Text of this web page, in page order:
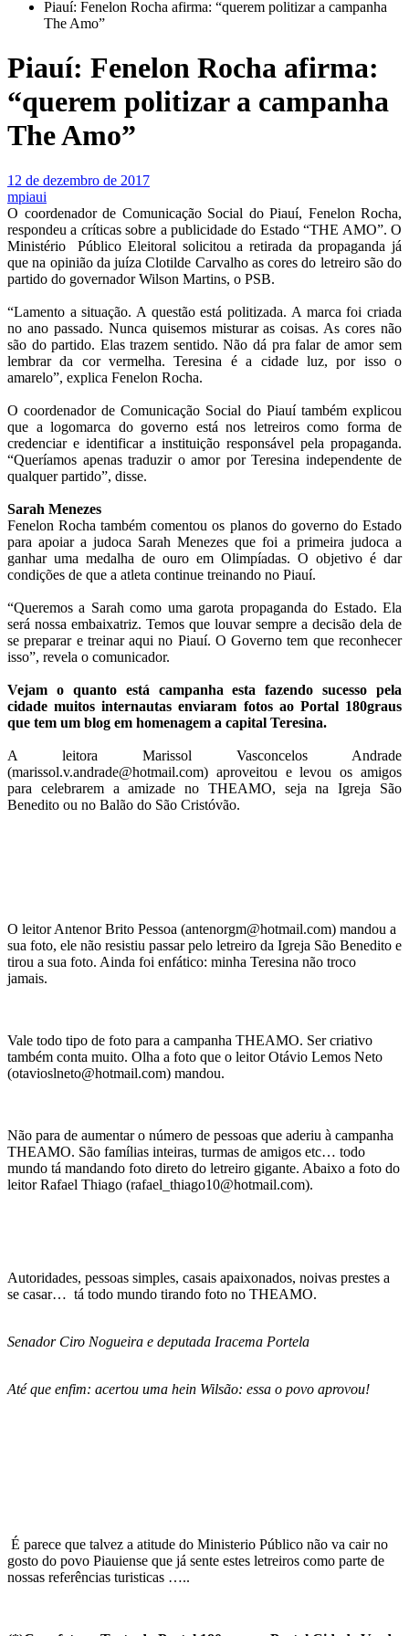
Piauí: Fenelon Rocha afirma: “querem politizar a campanha
The Amo”
Piauí: Fenelon Rocha afirma:
“querem politizar a campanha
The Amo”
12 de dezembro de 2017
mpiaui
O coordenador de Comunicação Social do Piauí, Fenelon Rocha,
respondeu a críticas sobre a publicidade do Estado “THE AMO”. O
Ministério Público Eleitoral solicitou a retirada da propaganda já
que na opinião da juíza Clotilde Carvalho as cores do letreiro são do
partido do governador Wilson Martins, o PSB.
“Lamento a situação. A questão está politizada. A marca foi criada
no ano passado. Nunca quisemos misturar as coisas. As cores não
são do partido. Elas trazem sentido. Não dá pra falar de amor sem
lembrar da cor vermelha. Teresina é a cidade luz, por isso o
amarelo”, explica Fenelon Rocha.
O coordenador de Comunicação Social do Piauí também explicou
que a logomarca do governo está nos letreiros como forma de
credenciar e identificar a instituição responsável pela propaganda.
“Queríamos apenas traduzir o amor por Teresina independente de
qualquer partido”, disse.
Sarah Menezes
Fenelon Rocha também comentou os planos do governo do Estado
para apoiar a judoca Sarah Menezes que foi a primeira judoca a
ganhar uma medalha de ouro em Olimpíadas. O objetivo é dar
condições de que a atleta continue treinando no Piauí.
“Queremos a Sarah como uma garota propaganda do Estado. Ela
será nossa embaixatriz. Temos que louvar sempre a decisão dela de
se preparar e treinar aqui no Piauí. O Governo tem que reconhecer
isso”, revela o comunicador.
Vejam o quanto está campanha esta fazendo sucesso pela
cidade muitos internautas enviaram fotos ao Portal 180graus
que tem um blog em homenagem a capital Teresina.
A leitora Marissol Vasconcelos Andrade
(marissol.v.andrade@hotmail.com) aproveitou e levou os amigos
para celebrarem a amizade no THEAMO, seja na Igreja São
Benedito ou no Balão do São Cristóvão.
O leitor Antenor Brito Pessoa (antenorgm@hotmail.com) mandou a
sua foto, ele não resistiu passar pelo letreiro da Igreja São Benedito e
tirou a sua foto. Ainda foi enfático: minha Teresina não troco
jamais.
Vale todo tipo de foto para a campanha THEAMO. Ser criativo
também conta muito. Olha a foto que o leitor Otávio Lemos Neto
(otavioslneto@hotmail.com) mandou.
Não para de aumentar o número de pessoas que aderiu à campanha
THEAMO. São famílias inteiras, turmas de amigos etc… todo
mundo tá mandando foto direto do letreiro gigante. Abaixo a foto do
leitor Rafael Thiago (rafael_thiago10@hotmail.com).
Autoridades, pessoas simples, casais apaixonados, noivas prestes a
se casar… tá todo mundo tirando foto no THEAMO.
Senador Ciro Nogueira e deputada Iracema Portela
Até que enfim: acertou uma hein Wilsão: essa o povo aprovou!
É parece que talvez a atitude do Ministerio Público não va cair no
gosto do povo Piauiense que já sente estes letreiros como parte de
nossas referências turisticas …..